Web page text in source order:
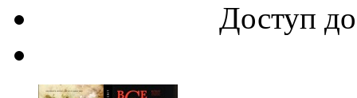
Доступ